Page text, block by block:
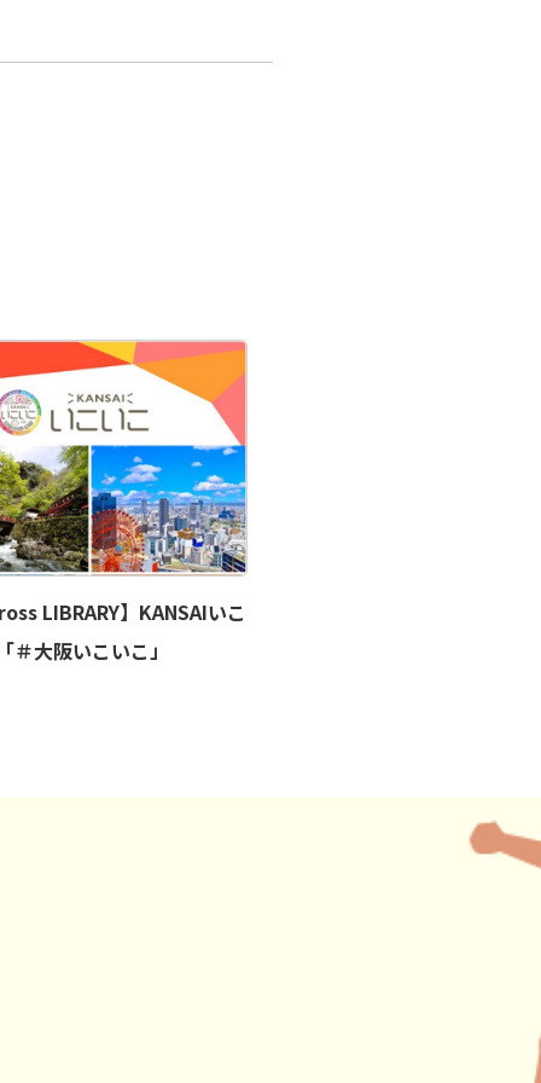
LIBRARY】KANSAIいこ
＃大阪いこいこ」